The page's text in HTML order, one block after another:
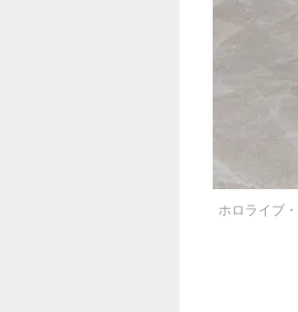
ホロライブ